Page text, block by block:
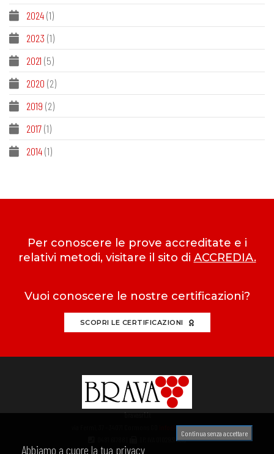
2024(1)
2023 (1)
2021 (5)
2020 (2)
2019 (2)
2017(1)
2014(1)
Per conoscere le prove accreditate e i
relativi metodi, visitare il sito di ACCREDIA.
Vuoi conoscere le nostre certificazioni?
SCOPRI LE CERTIFICAZIONI
bravasrl.it
info@bravasrl.it
| P. IVA 01029310313
Continua senza accettare
Abbiamo a cuore la tua privacy